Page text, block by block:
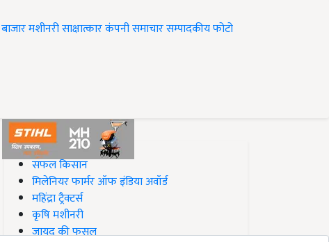
बाजारमशीनरीसाक्षात्कारकंपनी समाचारसम्पादकीयफोटो
#Top on Krishi Jagran
सफल किसान
मिलेनियर फार्मर ऑफ इंडिया अवॉर्ड
महिंद्रा ट्रैक्टर्स
कृषि मशीनरी
जायद की फसल